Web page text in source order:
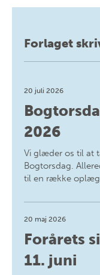
Forlaget
20 juli 2026
2026
Vi glæder os til at
Bogtorsdag.
til en række
20 maj 2026
Forårets
11. juni